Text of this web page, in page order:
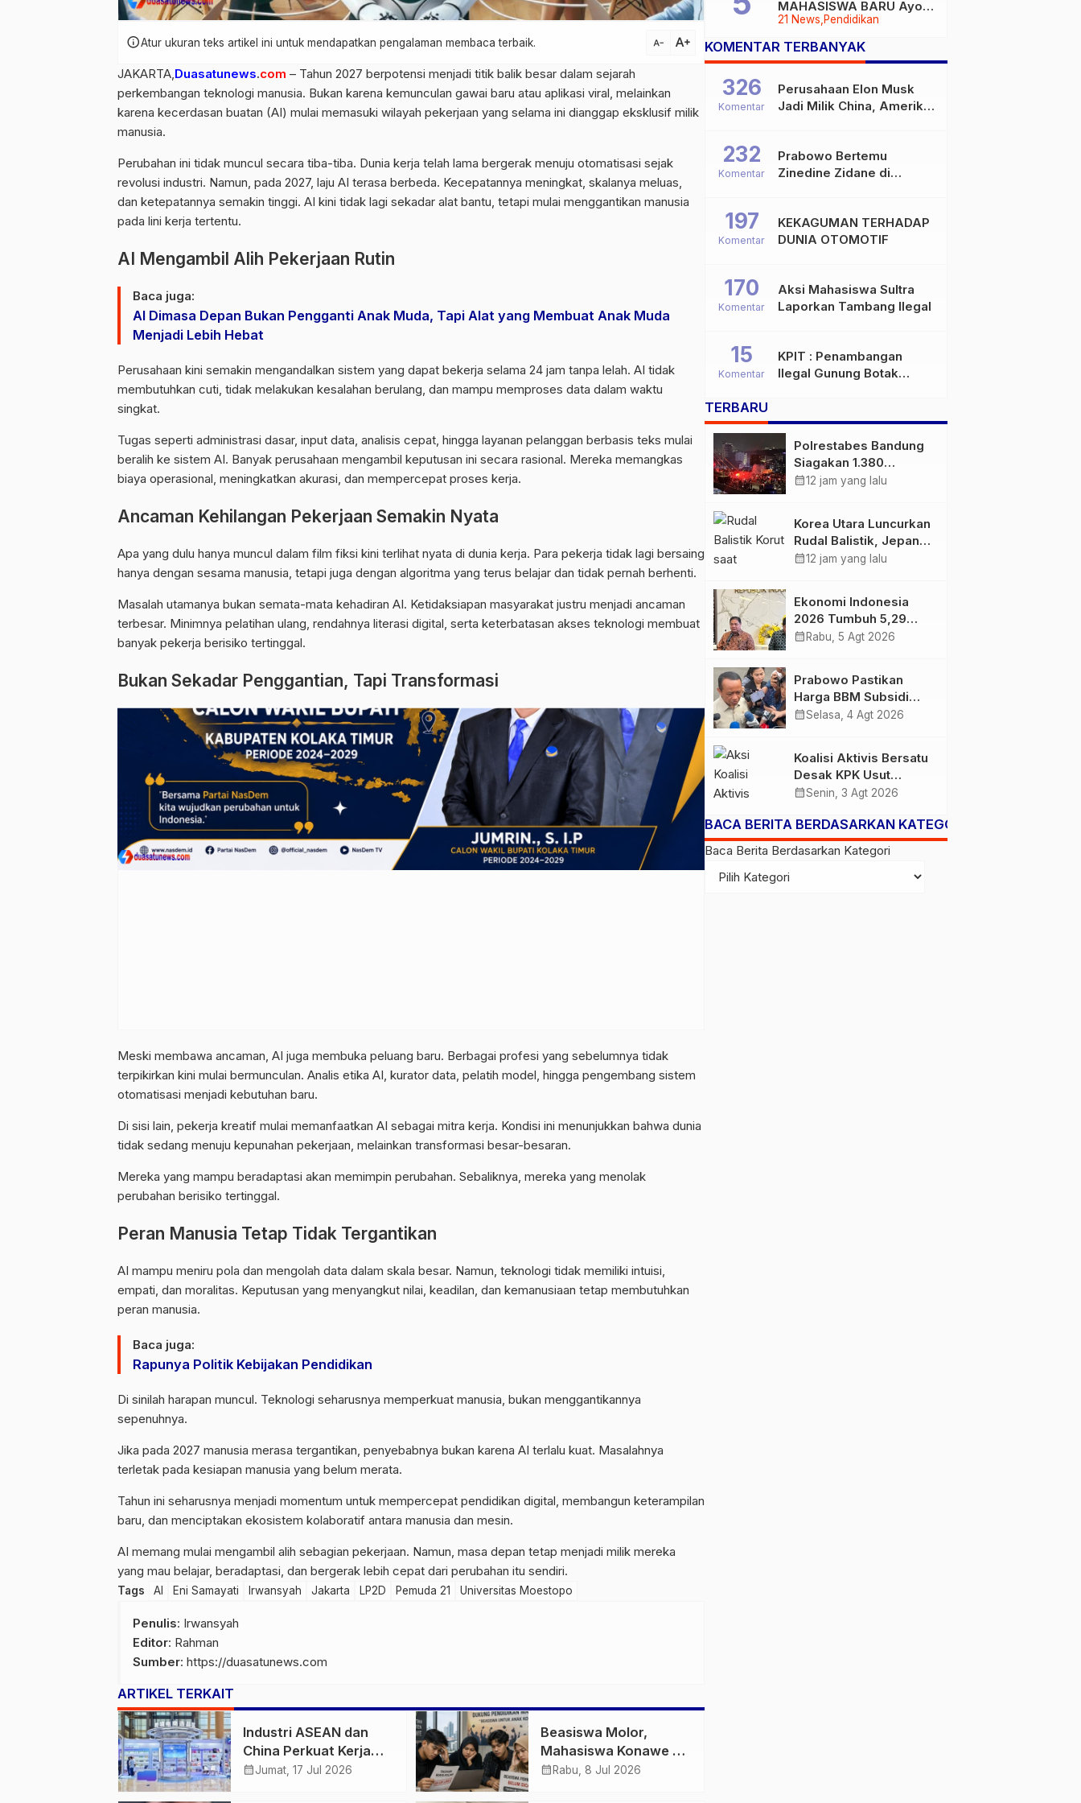
infoAtur ukuran teks artikel ini untuk mendapatkan pengalaman membaca terbaik. text_decrease text_increase
JAKARTA, Duasatunews.com – Tahun 2027 berpotensi menjadi titik balik besar dalam sejarah
perkembangan teknologi manusia. Bukan karena kemunculan gawai baru atau aplikasi viral, melainkan
karena kecerdasan buatan (AI) mulai memasuki wilayah pekerjaan yang selama ini dianggap eksklusif milik
manusia.
Perubahan ini tidak muncul secara tiba-tiba. Dunia kerja telah lama bergerak menuju otomatisasi sejak
revolusi industri. Namun, pada 2027, laju AI terasa berbeda. Kecepatannya meningkat, skalanya meluas,
dan ketepatannya semakin tinggi. AI kini tidak lagi sekadar alat bantu, tetapi mulai menggantikan manusia
pada lini kerja tertentu.
AI Mengambil Alih Pekerjaan Rutin
Baca juga:
AI Dimasa Depan Bukan Pengganti Anak Muda, Tapi Alat yang Membuat Anak Muda
Menjadi Lebih Hebat
Perusahaan kini semakin mengandalkan sistem yang dapat bekerja selama 24 jam tanpa lelah. AI tidak
membutuhkan cuti, tidak melakukan kesalahan berulang, dan mampu memproses data dalam waktu
singkat.
Tugas seperti administrasi dasar, input data, analisis cepat, hingga layanan pelanggan berbasis teks mulai
beralih ke sistem AI. Banyak perusahaan mengambil keputusan ini secara rasional. Mereka memangkas
biaya operasional, meningkatkan akurasi, dan mempercepat proses kerja.
Ancaman Kehilangan Pekerjaan Semakin Nyata
Apa yang dulu hanya muncul dalam film fiksi kini terlihat nyata di dunia kerja. Para pekerja tidak lagi bersaing
hanya dengan sesama manusia, tetapi juga dengan algoritma yang terus belajar dan tidak pernah berhenti.
Masalah utamanya bukan semata-mata kehadiran AI. Ketidaksiapan masyarakat justru menjadi ancaman
terbesar. Minimnya pelatihan ulang, rendahnya literasi digital, serta keterbatasan akses teknologi membuat
banyak pekerja berisiko tertinggal.
Bukan Sekadar Penggantian, Tapi Transformasi
Meski membawa ancaman, AI juga membuka peluang baru. Berbagai profesi yang sebelumnya tidak
terpikirkan kini mulai bermunculan. Analis etika AI, kurator data, pelatih model, hingga pengembang sistem
otomatisasi menjadi kebutuhan baru.
Di sisi lain, pekerja kreatif mulai memanfaatkan AI sebagai mitra kerja. Kondisi ini menunjukkan bahwa dunia
tidak sedang menuju kepunahan pekerjaan, melainkan transformasi besar-besaran.
Mereka yang mampu beradaptasi akan memimpin perubahan. Sebaliknya, mereka yang menolak
perubahan berisiko tertinggal.
Peran Manusia Tetap Tidak Tergantikan
AI mampu meniru pola dan mengolah data dalam skala besar. Namun, teknologi tidak memiliki intuisi,
empati, dan moralitas. Keputusan yang menyangkut nilai, keadilan, dan kemanusiaan tetap membutuhkan
peran manusia.
Baca juga:
Rapunya Politik Kebijakan Pendidikan
Di sinilah harapan muncul. Teknologi seharusnya memperkuat manusia, bukan menggantikannya
sepenuhnya.
Jika pada 2027 manusia merasa tergantikan, penyebabnya bukan karena AI terlalu kuat. Masalahnya
terletak pada kesiapan manusia yang belum merata.
Tahun ini seharusnya menjadi momentum untuk mempercepat pendidikan digital, membangun keterampilan
baru, dan menciptakan ekosistem kolaboratif antara manusia dan mesin.
AI memang mulai mengambil alih sebagian pekerjaan. Namun, masa depan tetap menjadi milik mereka
yang mau belajar, beradaptasi, dan bergerak lebih cepat dari perubahan itu sendiri.
Tags AI Eni Samayati Irwansyah Jakarta LP2D Pemuda 21 Universitas Moestopo
Penulis: Irwansyah
Editor: Rahman
Sumber: https://duasatunews.com
ARTIKEL TERKAIT
Industri ASEAN dan
China Perkuat Kerja
Sama Bernilai Tambah,
calendar_monthJumat, 17 Jul 2026
Beasiswa Molor,
Mahasiswa Konawe di
Jakarta Menjerit
calendar_month Rabu, 8 Jul 2026
21 News Pendidikan
MAHASISWA BARU Ayoo
Buruan
KOMENTAR TERBANYAK
Perusahaan Elon Musk
Jadi Milik China, Amerika
326
Komentar
Prabowo Bertemu
Zinedine Zidane di
232
Komentar
KEKAGUMAN TERHADAP
DUNIA OTOMOTIF
197
Komentar
Aksi Mahasiswa Sultra
Laporkan Tambang Ilegal
170
Komentar
KPIT : Penambangan
Ilegal Gunung Botak
Serius terhadap Masa
Depan Pulau Buru
15
Komentar
TERBARU
Polrestabes Bandung
Siagakan 1.380
Personel Antisipasi
calendar_month12 jam yang lalu
Korea Utara Luncurkan
Rudal Balistik, Jepang
Pastikan Wilayahnya
calendar_month12 jam yang lalu
Ekonomi Indonesia
2026 Tumbuh 5,29
Persen, Airlangga
Global
calendar_month Rabu, 5 Agt 2026
Prabowo Pastikan
Harga BBM Subsidi
Tetap, BBM Non-
calendar_monthSelasa, 4 Agt 2026
Koalisi Aktivis Bersatu
Desak KPK Usut
Dugaan Kolusi Proyek
Sejumlah Pejabat dan
PT Arafah Alam
Sejahtera Diminta
calendar_monthSenin, 3 Agt 2026
BACA BERITA BERDASARKAN KATEGORI
Baca Berita Berdasarkan Kategori